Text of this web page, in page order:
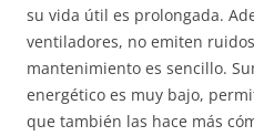
su vida útil es prolongada.
ventiladores, no emiten
mantenimiento es sencillo.
energético es muy bajo,
que también las hace más